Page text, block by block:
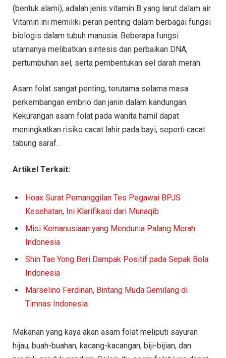
(bentuk alami), adalah jenis vitamin B yang larut dalam air.
Vitamin ini memiliki peran penting dalam berbagai fungsi
biologis dalam tubuh manusia. Beberapa fungsi
utamanya melibatkan sintesis dan perbaikan DNA,
pertumbuhan sel, serta pembentukan sel darah merah.
Asam folat sangat penting, terutama selama masa
perkembangan embrio dan janin dalam kandungan.
Kekurangan asam folat pada wanita hamil dapat
meningkatkan risiko cacat lahir pada bayi, seperti cacat
tabung saraf.
Artikel Terkait:
Hoax Surat Pemanggilan Tes Pegawai BPJS
Kesehatan, Ini Klarifikasi dari Munaqib
Misi Kemanusiaan yang Mendunia Palang Merah
Indonesia
Shin Tae Yong Beri Dampak Positif pada Sepak Bola
Indonesia
Marselino Ferdinan, Bintang Muda Gemilang di
Timnas Indonesia
Makanan yang kaya akan asam folat meliputi sayuran
hijau, buah-buahan, kacang-kacangan, biji-bijian, dan